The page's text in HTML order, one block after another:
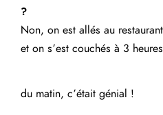
?
Non, on est allés au
et on s’est couchés à 3 heures
du matin, c’était génial !